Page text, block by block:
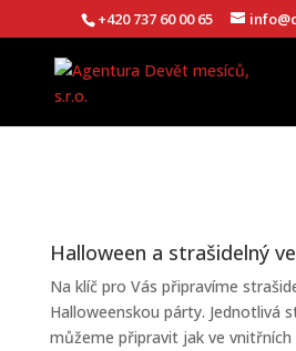
+420 737 60 00 65
Halloween a strašidelný
Na klíč pro Vás připravíme
Halloweenskou párty. Jednotlivá
můžeme připravit jak ve